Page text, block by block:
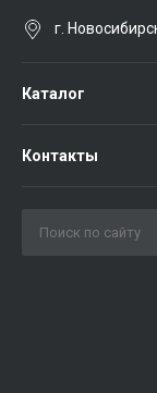
г.
Каталог
Контакты